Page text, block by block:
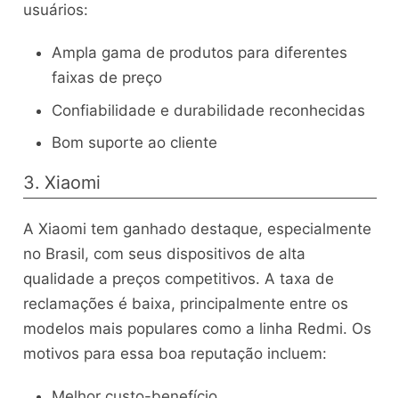
usuários:
Ampla gama de produtos para diferentes
faixas de preço
Confiabilidade e durabilidade reconhecidas
Bom suporte ao cliente
3. Xiaomi
A Xiaomi tem ganhado destaque, especialmente
no Brasil, com seus dispositivos de alta
qualidade a preços competitivos. A taxa de
reclamações é baixa, principalmente entre os
modelos mais populares como a linha Redmi. Os
motivos para essa boa reputação incluem: